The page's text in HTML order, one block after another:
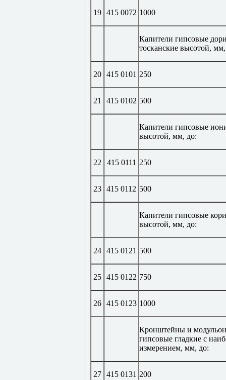
19 415 0072 1000
Капители гипсовые
тосканские высотой,
20 415 0101 250
21 415 0102 500
Капители гипсовые
высотой, мм, до:
22 415 0111 250
23 415 0112 500
Капители гипсовые
высотой, мм, до:
24 415 0121 500
25 415 0122 750
26 415 0123 1000
Кронштейны и
гипсовые гладкие с
измерением, мм, до:
27 415 0131 200